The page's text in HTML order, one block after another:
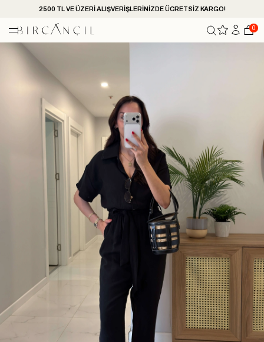
2500 TL VE ÜZERİ ALIŞVERİŞLERİNİZDE ÜCRETSİZ KARGO!
0